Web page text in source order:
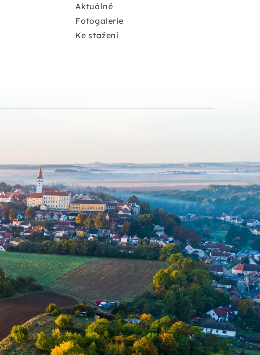
Aktuálně
Fotogalerie
Ke stažení